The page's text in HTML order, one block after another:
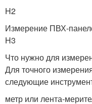
H2
Измерение ПВХ-
H3
Что нужно для
Для точного
следующие
метр или лента-